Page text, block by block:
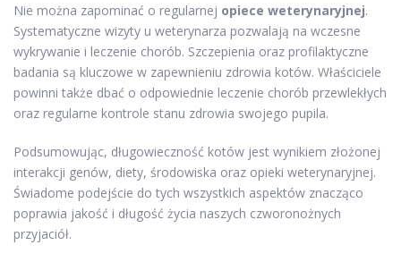
Nie można zapominać o regularnej opiece weterynaryjnej.
Systematyczne wizyty u weterynarza pozwalają na wczesne
wykrywanie i leczenie chorób. Szczepienia oraz profilaktyczne
badania są kluczowe w zapewnieniu zdrowia kotów. Właściciele
powinni także dbać o odpowiednie leczenie chorób przewlekłych
oraz regularne kontrole stanu zdrowia swojego pupila.
Podsumowując, długowieczność kotów jest wynikiem złożonej
interakcji genów, diety, środowiska oraz opieki weterynaryjnej.
Świadome podejście do tych wszystkich aspektów znacząco
poprawia jakość i długość życia naszych czworonożnych
przyjaciół.